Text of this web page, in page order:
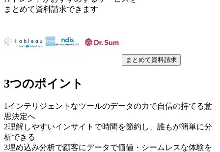
まとめて資料請求できます
まとめて資料請求
3つのポイント
1 インテリジェントなツールのデータの力で自信の持てる意
思決定へ
2理解しやすいインサイトで時間を節約し、誰もが簡単に分
析できる
3埋め込み分析で顧客にデータで価値・シームレスな体験を